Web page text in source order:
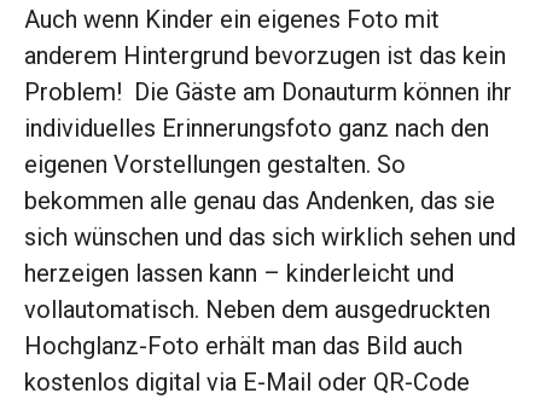
Auch wenn Kinder ein eigenes Foto mit
anderem Hintergrund bevorzugen ist das kein
Problem! Die Gäste am Donauturm können ihr
individuelles Erinnerungsfoto ganz nach den
eigenen Vorstellungen gestalten. So
bekommen alle genau das Andenken, das sie
sich wünschen und das sich wirklich sehen und
herzeigen lassen kann – kinderleicht und
vollautomatisch. Neben dem ausgedruckten
Hochglanz-Foto erhält man das Bild auch
kostenlos digital via E-Mail oder QR-Code